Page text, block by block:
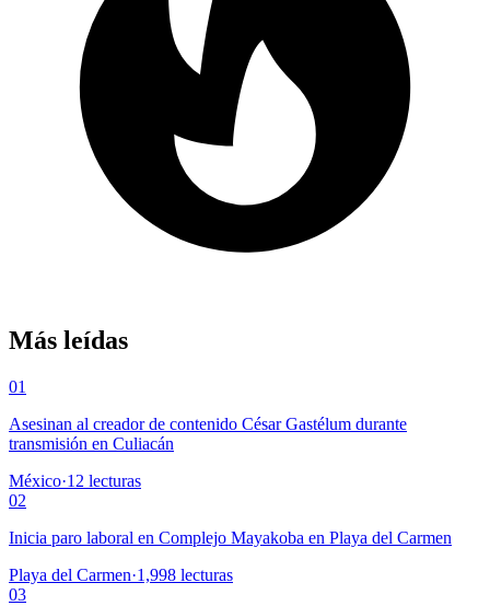
Más leídas
01
Asesinan al creador de contenido César Gastélum durante
transmisión en Culiacán
México·12 lecturas
02
Inicia paro laboral en Complejo Mayakoba en Playa del Carmen
Playa del Carmen·1,998 lecturas
03